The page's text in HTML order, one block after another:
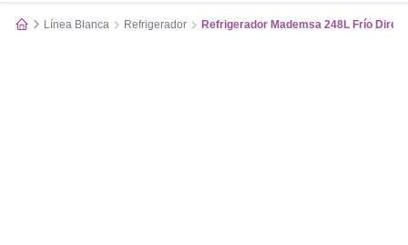
Línea Blanca Refrigerador Refrigerador Mademsa 248L Frío